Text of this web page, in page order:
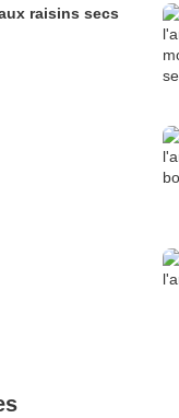
raisins secs